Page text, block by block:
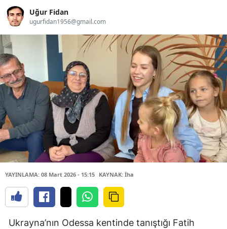
Uğur Fidan
ugurfidan1956@gmail.com
YAYINLAMA: 08 Mart 2026 - 15:15 KAYNAK: İha
Ukrayna’nın Odessa kentinde tanıştığı Fatih